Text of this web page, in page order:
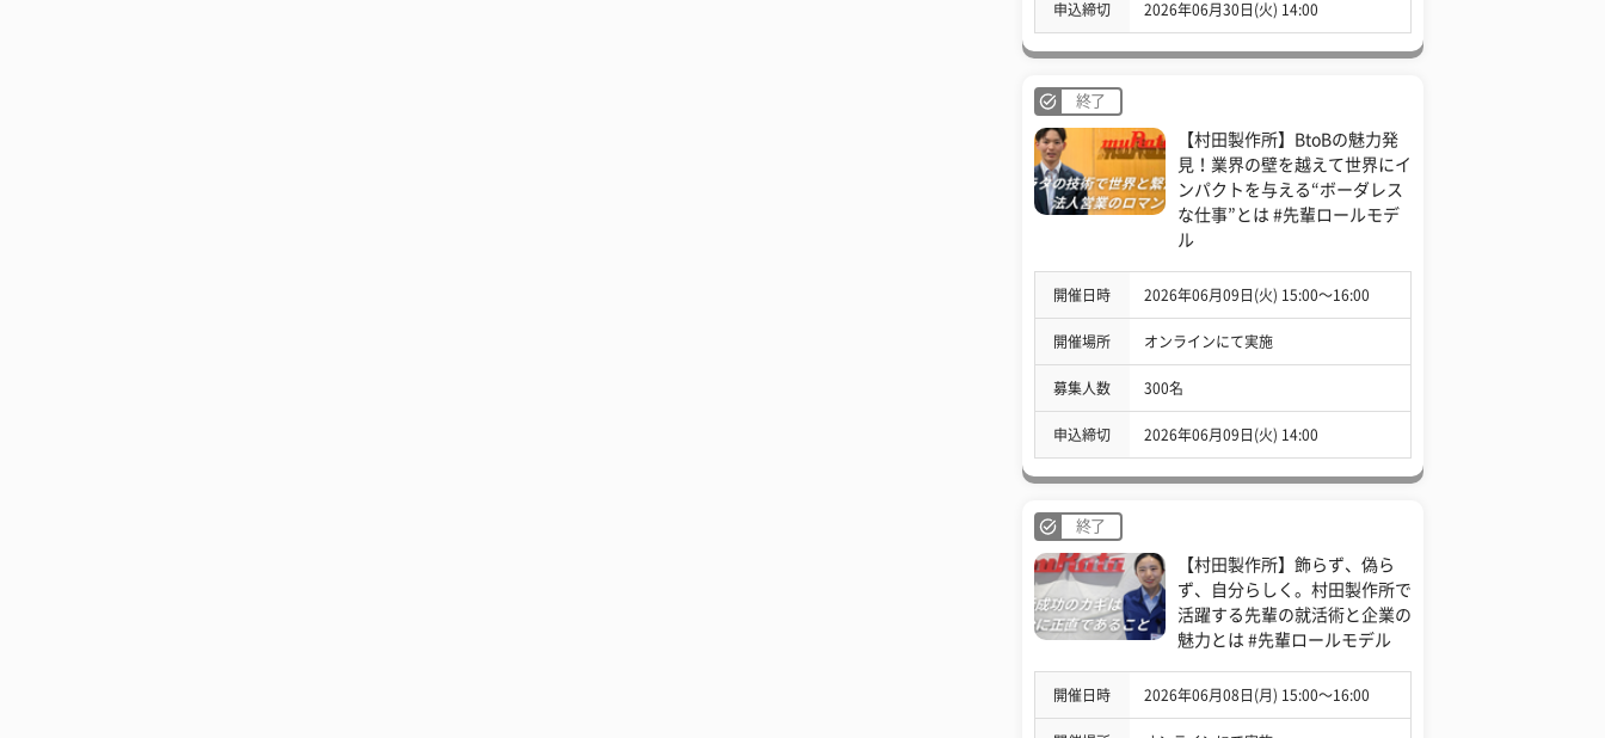
申込締切 2026年06月30日(火) 14:00
終了
【村田製作所】BtoBの魅力発
見！業界の壁を越えて世界にイ
ンパクトを与える“ボーダレス
な仕事”とは #先輩ロールモデ
ル
開催日時 2026年06月09日(火) 15:00〜16:00
開催場所 オンラインにて実施
募集人数 300名
申込締切 2026年06月09日(火) 14:00
終了
【村田製作所】飾らず、偽ら
ず、自分らしく。村田製作所で
活躍する先輩の就活術と企業の
魅力とは #先輩ロールモデル
開催日時 2026年06月08日(月) 15:00〜16:00